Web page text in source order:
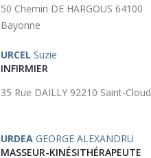
50 Chemin DE HARGOUS 64100
Bayonne
URCEL Suzie
INFIRMIER
35 Rue DAILLY 92210 Saint-Cloud
URDEA GEORGE ALEXANDRU
MASSEUR-KINÉSITHÉRAPEUTE